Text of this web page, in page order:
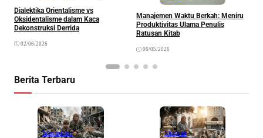
Dialektika Orientalisme vs
Oksidentalisme dalam Kaca
Dekonstruksi Derrida
02/06/2026
Manajemen Waktu Berkah: Meniru
Produktivitas Ulama Penulis
Ratusan Kitab
06/05/2026
Berita Terbaru
Internasional Khazanah